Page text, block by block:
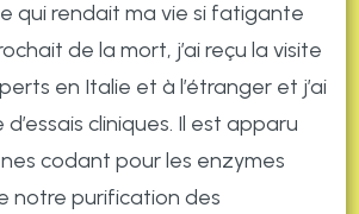
qui rendait ma vie si fatigante
de la mort, j’ai reçu la visite
en Italie et à l’étranger et j’ai
cliniques. Il est apparu
codant pour les enzymes
notre purification des